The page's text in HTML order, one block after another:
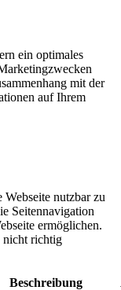
ein optimales
mit der
auf Ihrem
nutzbar zu
Seitennavigation
ermöglichen.
nicht richtig
Beschreibung